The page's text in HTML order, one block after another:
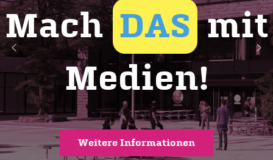
MachDASmit
Medien!
Weitere Informationen